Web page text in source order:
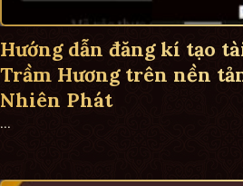
Hướng dẫn đăng kí tạo
Trầm Hương trên nền
Nhiên Phát
...